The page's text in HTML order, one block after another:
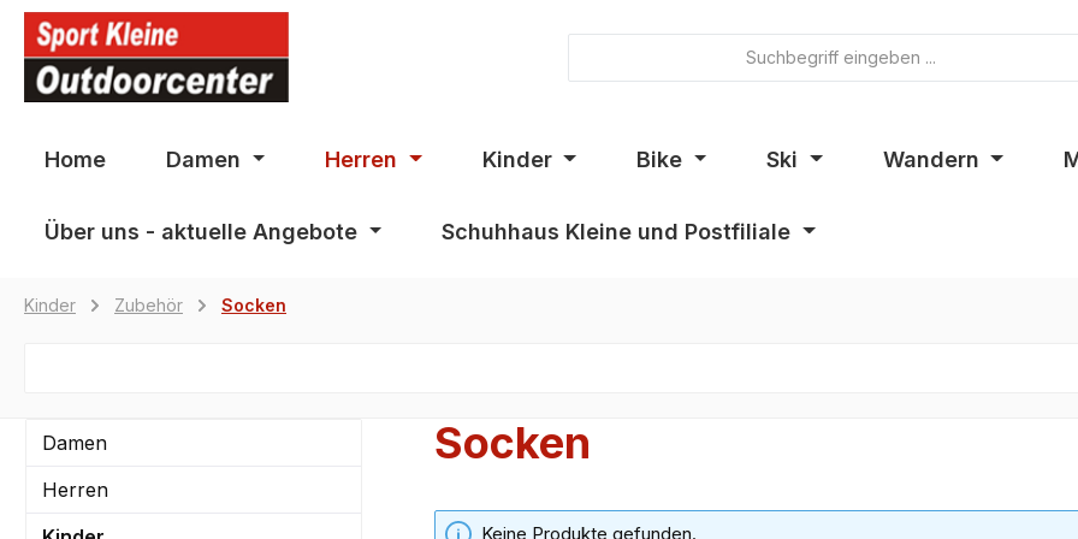
Zur Hauptnavigation springen
Home Damen Herren Kinder Bike Ski Wandern
Über uns - aktuelle Angebote Schuhhaus Kleine und Postfiliale
Kinder Zubehör Socken
Damen
Herren
Socken
Keine Produkte gefunden.